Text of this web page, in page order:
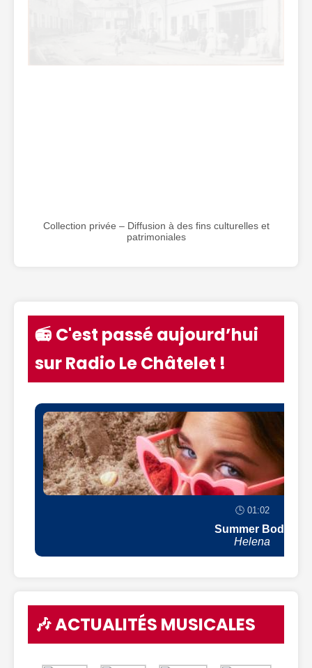
Collection privée – Diffusion à des fins culturelles et
patrimoniales
📻 C'est passé aujourd’hui
sur Radio Le Châtelet !
🕒 01:02
Summer Body
Helena
🎶 ACTUALITÉS MUSICALES